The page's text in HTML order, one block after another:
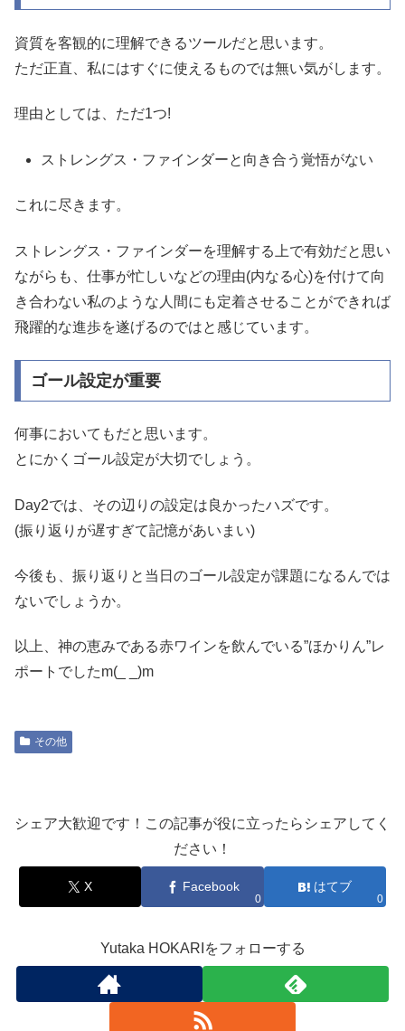
資質を客観的に理解できるツールだと思います。
ただ正直、私にはすぐに使えるものでは無い気がします。
理由としては、ただ1つ!
ストレングス・ファインダーと向き合う覚悟がない
これに尽きます。
ストレングス・ファインダーを理解する上で有効だと思い
ながらも、仕事が忙しいなどの理由(内なる心)を付けて向
き合わない私のような人間にも定着させることができれば
飛躍的な進歩を遂げるのではと感じています。
ゴール設定が重要
何事においてもだと思います。
とにかくゴール設定が大切でしょう。
Day2では、その辺りの設定は良かったハズです。
(振り返りが遅すぎて記憶があいまい)
今後も、振り返りと当日のゴール設定が課題になるんでは
ないでしょうか。
以上、神の恵みである赤ワインを飲んでいる”ほかりん”レ
ポートでしたm(_ _)m
その他
シェア大歓迎です！この記事が役に立ったらシェアしてく
ださい！
X Facebook
0
はてブ
0
Yutaka HOKARIをフォローする